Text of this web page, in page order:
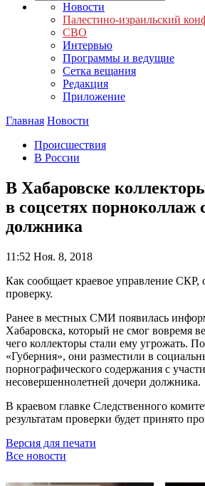
Новости
Палестино-израильский
СВО
Интервью
Программы и ведущие
Сетка вещания
Редакция
Приложение
Главная Новости
Происшествия
В России
В Хабаровске
в соцсетях порноколлаж
должника
11:52 Ноя. 8, 2018
Как сообщает краевое управление СКР,
проверку.
Ранее в местных СМИ появилась
Хабаровска, который не смог вовремя
чего коллекторы стали ему угрожать.
«Губерния», они разместили в
порнографического содержания с
несовершеннолетней дочери должника.
В краевом главке Следственного
результатам проверки будет принято
Версия для печати
Все новости